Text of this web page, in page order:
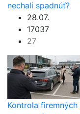
nechali spadnúť?
28.07.
17037
27
Kontrola